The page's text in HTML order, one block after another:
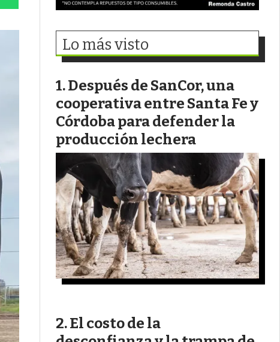
Lo más visto
Después de SanCor, una
cooperativa entre Santa Fe y
Córdoba para defender la
producción lechera
El costo de la